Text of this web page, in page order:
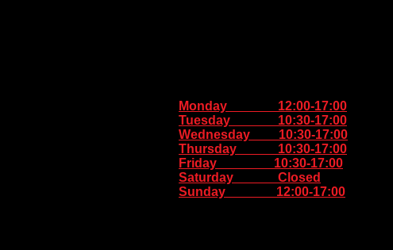
Monday 12:00-17:00
Tuesday 10:30-17:00
Wednesday 10:30-17:00
Thursday 10:30-17:00
Friday 10:30-17:00
Saturday Closed
Sunday 12:00-17:00